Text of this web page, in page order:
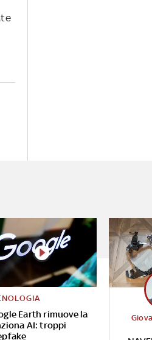
Earth rimuove la
AI: troppi